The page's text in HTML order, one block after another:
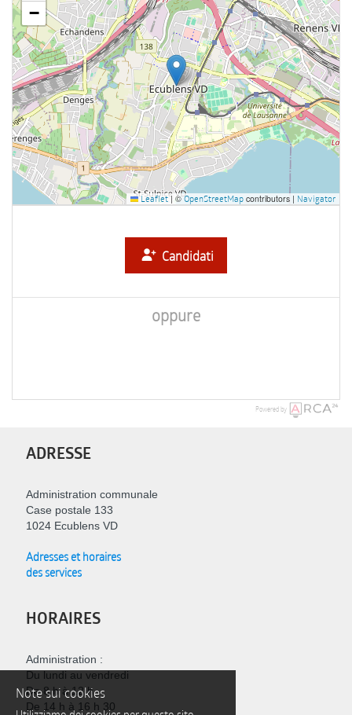
−
Leaflet | ©OpenStreetMap contributors | Navigator
Candidati
oppure
Powered by
ADRESSE
Administration communale
Case postale 133
1024 Ecublens VD
Adresses et horaires
des services
HORAIRES
Administration :
Du lundi au vendredi
De 8 h à 12 h
De 14 h à 16 h 30
Note sui cookies